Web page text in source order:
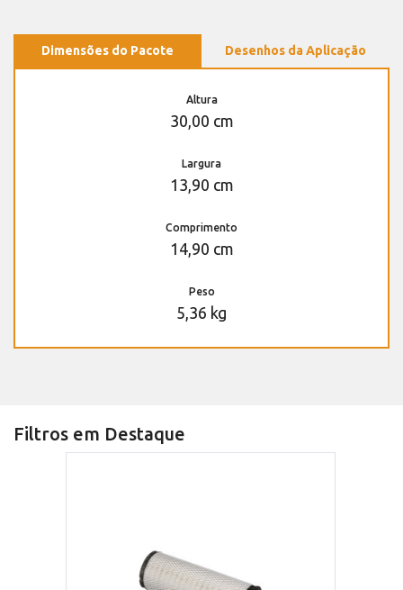
Dimensões do Pacote Desenhos da Aplicação
Altura
30,00 cm
Largura
13,90 cm
Comprimento
14,90 cm
Peso
5,36 kg
Filtros em Destaque